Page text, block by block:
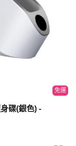
免運
碟(銀色) -